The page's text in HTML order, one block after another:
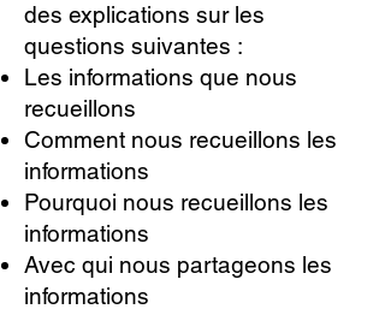
des explications sur les
questions suivantes :
Les informations que nous
recueillons
Comment nous recueillons les
informations
Pourquoi nous recueillons les
informations
Avec qui nous partageons les
informations